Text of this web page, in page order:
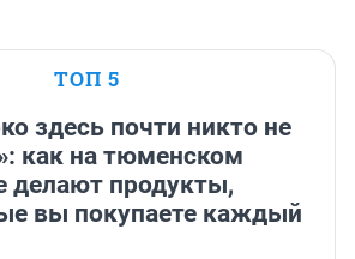
ТОП 5
здесь почти никто не
как на тюменском
делают продукты,
вы покупаете каждый